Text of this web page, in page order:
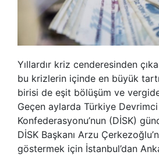
Yıllardır kriz cenderesinden
bu krizlerin içinde en büyük
birisi de eşit bölüşüm ve
Geçen aylarda Türkiye Devrimci
Konfederasyonu’nun (DİSK)
DİSK Başkanı Arzu
göstermek için İstanbul’dan